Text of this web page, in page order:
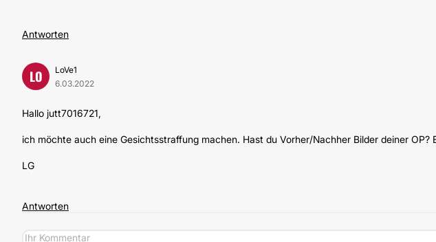
Antworten
LO
LoVe1
6.03.2022
Hallo jutt7016721,
ich möchte auch eine Gesichtsstraffung machen. Hast du Vorher/Nachher Bilder deiner OP?
LG
Antworten